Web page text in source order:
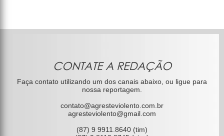
CONTATE A REDAÇÃO
Faça contato utilizando um dos canais abaixo, ou ligue para
nossa reportagem.
contato@agresteviolento.com.br
agresteviolento@gmail.com
(87) 9 9911.8640 (tim)